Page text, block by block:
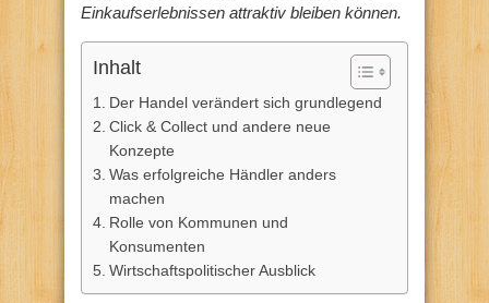
Einkaufserlebnissen attraktiv bleiben können.
Inhalt
Der Handel verändert sich grundlegend
Click & Collect und andere neue
Konzepte
Was erfolgreiche Händler anders
machen
Rolle von Kommunen und
Konsumenten
Wirtschaftspolitischer Ausblick